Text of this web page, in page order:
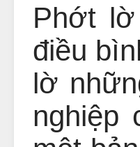
Phớt
điều
lờ
nghiệp